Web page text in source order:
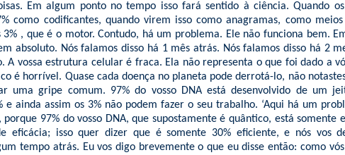
Em algum ponto no tempo isso fará sentido à ciência. Quando
como codificantes, quando virem isso como anagramas, como
3% , que é o motor. Contudo, há um problema. Ele não funciona bem.
absoluto. Nós falamos disso há 1 mês atrás. Nós falamos disso há 2
A vossa estrutura celular é fraca. Ela não representa o que foi dado a
é horrível. Quase cada doença no planeta pode derrotá-lo, não
uma gripe comum. 97% do vosso DNA está desenvolvido de um
e ainda assim os 3% não podem fazer o seu trabalho. ‘Aqui há um
porque 97% do vosso DNA, que supostamente é quântico, está somente
eficácia; isso quer dizer que é somente 30% eficiente, e nós vos
tempo atrás. Eu vos digo brevemente o que eu disse então: como